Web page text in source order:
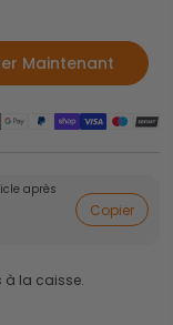
Maintenant
après
Copier
à la caisse.